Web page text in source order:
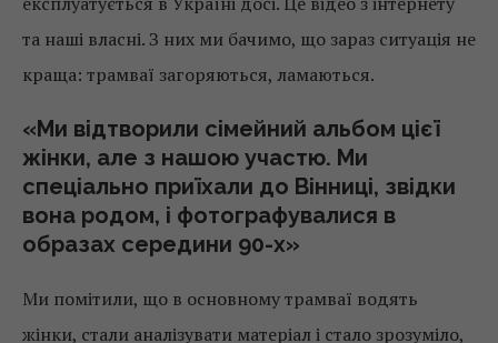
та наші власні. З них ми бачимо, що зараз ситуація не
краща: трамваї загоряються, ламаються.
«Ми відтворили сімейний альбом цієї
жінки, але з нашою участю. Ми
спеціально приїхали до Вінниці, звідки
вона родом, і фотографувалися в
образах середини 90-х»
Ми помітили, що в основному трамваї водять
жінки, стали аналізувати матеріал і стало зрозуміло,